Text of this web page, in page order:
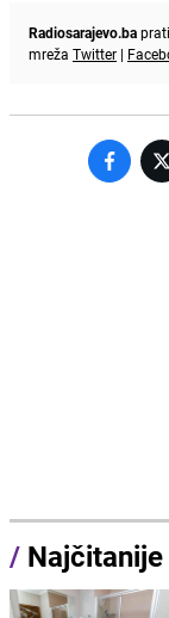
Radiosarajevo.ba
mreža Twitter |
/ Najčitanije